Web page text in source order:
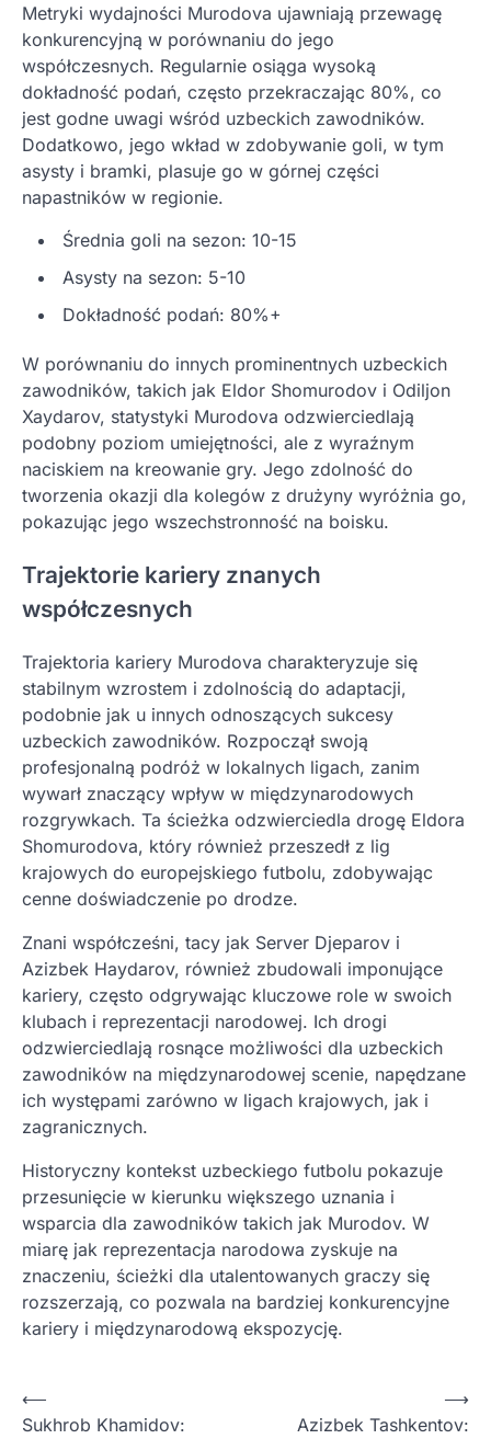
Metryki wydajności Murodova ujawniają przewagę
konkurencyjną w porównaniu do jego
współczesnych. Regularnie osiąga wysoką
dokładność podań, często przekraczając 80%, co
jest godne uwagi wśród uzbeckich zawodników.
Dodatkowo, jego wkład w zdobywanie goli, w tym
asysty i bramki, plasuje go w górnej części
napastników w regionie.
Średnia goli na sezon: 10-15
Asysty na sezon: 5-10
Dokładność podań: 80%+
W porównaniu do innych prominentnych uzbeckich
zawodników, takich jak Eldor Shomurodov i Odiljon
Xaydarov, statystyki Murodova odzwierciedlają
podobny poziom umiejętności, ale z wyraźnym
naciskiem na kreowanie gry. Jego zdolność do
tworzenia okazji dla kolegów z drużyny wyróżnia go,
pokazując jego wszechstronność na boisku.
Trajektorie kariery znanych
współczesnych
Trajektoria kariery Murodova charakteryzuje się
stabilnym wzrostem i zdolnością do adaptacji,
podobnie jak u innych odnoszących sukcesy
uzbeckich zawodników. Rozpoczął swoją
profesjonalną podróż w lokalnych ligach, zanim
wywarł znaczący wpływ w międzynarodowych
rozgrywkach. Ta ścieżka odzwierciedla drogę Eldora
Shomurodova, który również przeszedł z lig
krajowych do europejskiego futbolu, zdobywając
cenne doświadczenie po drodze.
Znani współcześni, tacy jak Server Djeparov i
Azizbek Haydarov, również zbudowali imponujące
kariery, często odgrywając kluczowe role w swoich
klubach i reprezentacji narodowej. Ich drogi
odzwierciedlają rosnące możliwości dla uzbeckich
zawodników na międzynarodowej scenie, napędzane
ich występami zarówno w ligach krajowych, jak i
zagranicznych.
Historyczny kontekst uzbeckiego futbolu pokazuje
przesunięcie w kierunku większego uznania i
wsparcia dla zawodników takich jak Murodov. W
miarę jak reprezentacja narodowa zyskuje na
znaczeniu, ścieżki dla utalentowanych graczy się
rozszerzają, co pozwala na bardziej konkurencyjne
kariery i międzynarodową ekspozycję.
P
⟵
Sukhrob Khamidov:
Azizbek Tashkentov:
⟶